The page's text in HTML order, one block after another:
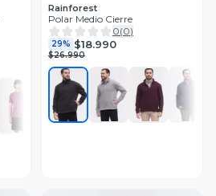
Rainforest
Polar Medio Cierre
0(0)
29% $18.990
$26.990